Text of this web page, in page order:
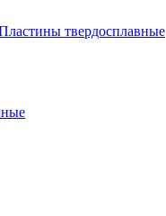
твердосплавные